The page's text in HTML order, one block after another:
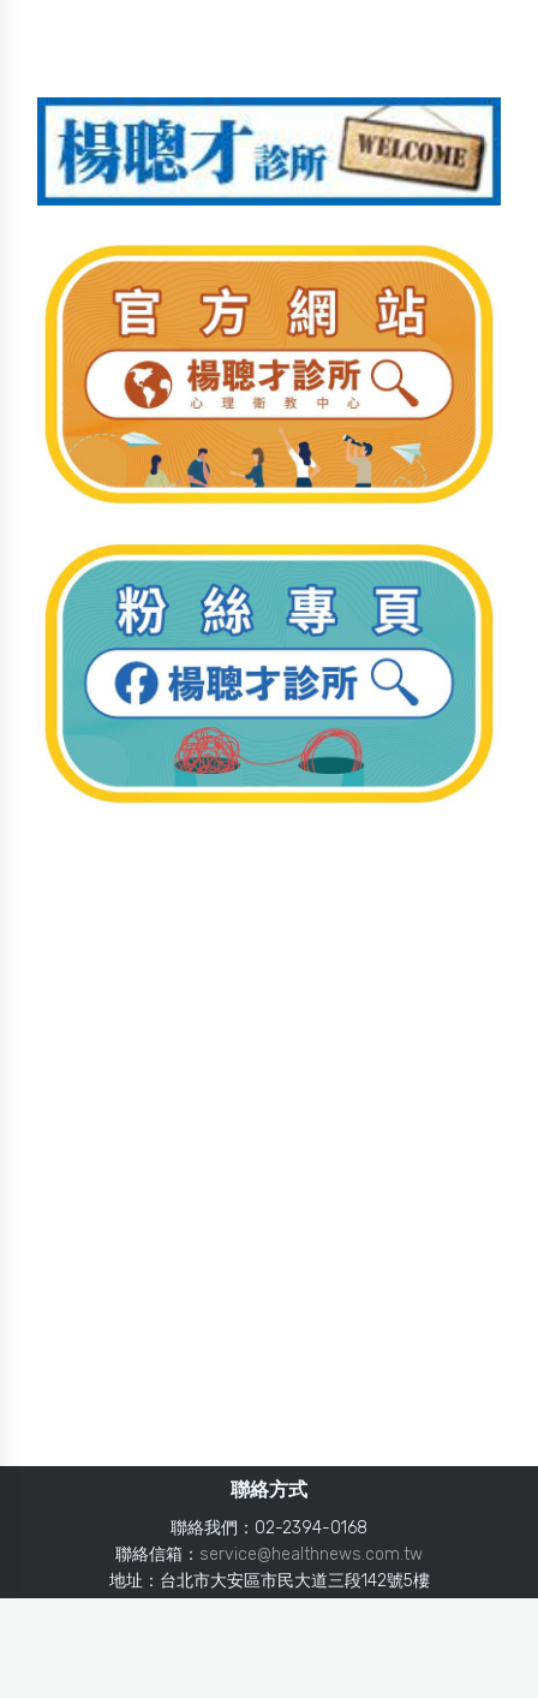
聯絡方式
聯絡我們：02-2394-0168
聯絡信箱： service@healthnews.com.tw
地址：台北市大安區市民大道三段142號5樓